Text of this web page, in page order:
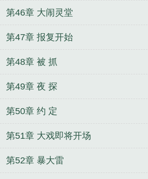
第46章 大闹灵堂
第47章 报复开始
第48章 被 抓
第49章 夜 探
第50章 约 定
第51章 大戏即将开场
第52章 暴大雷